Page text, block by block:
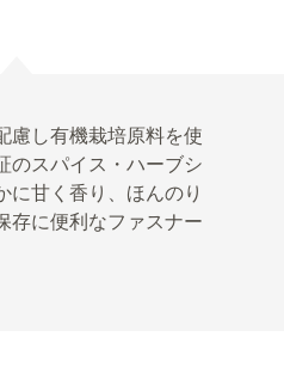
慮し有機栽培原料を使
のスパイス・ハーブシ
に甘く香り、ほんのり
存に便利なファスナー